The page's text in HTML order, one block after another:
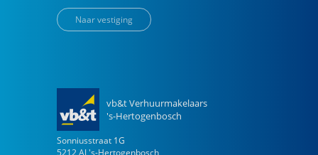
Naar vestiging
vb&t Verhuurmakelaars
's-Hertogenbosch
Sonniusstraat 1G
5212 AJ 's-Hertogenbosch